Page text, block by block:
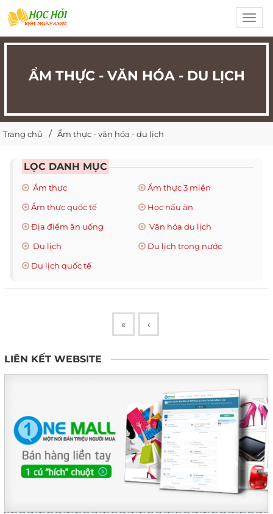
ẨM THỰC - VĂN HÓA - DU LỊCH
Trang chủ Ẩm thực - văn hóa - du lịch
LỌC DANH MỤC
Ẩm thực
Ẩm thực 3 miền
Ẩm thực quốc tế
Học nấu ăn
Địa điểm ăn uống
Văn hóa du lịch
Du lịch
Du lịch trong nước
Du lịch quốc tế
« ‹
LIÊN KẾT WEBSITE